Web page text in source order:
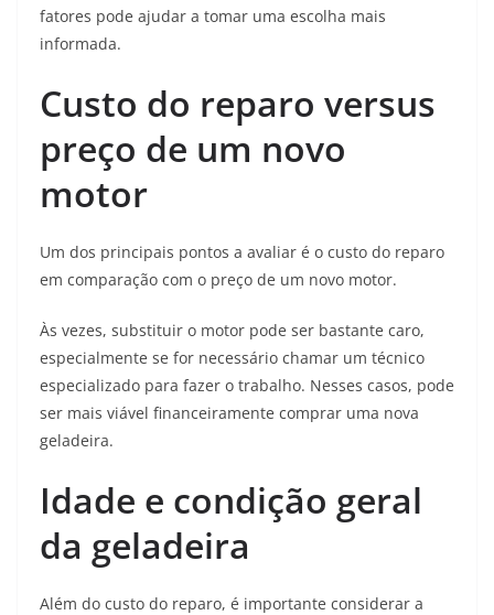
fatores pode ajudar a tomar uma escolha mais
informada.
Custo do reparo versus
preço de um novo
motor
Um dos principais pontos a avaliar é o custo do reparo
em comparação com o preço de um novo motor.
Às vezes, substituir o motor pode ser bastante caro,
especialmente se for necessário chamar um técnico
especializado para fazer o trabalho. Nesses casos, pode
ser mais viável financeiramente comprar uma nova
geladeira.
Idade e condição geral
da geladeira
Além do custo do reparo, é importante considerar a